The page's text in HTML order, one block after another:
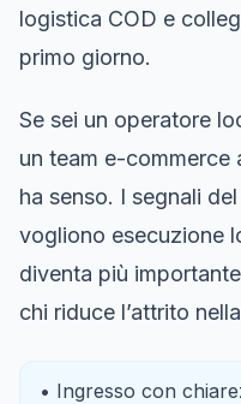
logistica COD e
primo giorno.
Se sei un operatore
un team e-commerce
ha senso. I segnali
vogliono esecuzione
diventa più
chi riduce l’attrito
• Ingresso con